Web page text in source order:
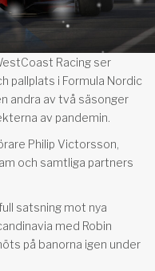
Racing ser
pallplats i Formula Nordic
andra av två säsonger
av pandemin.
Philip Victorsson,
och samtliga partners
satsning mot nya
med Robin
på banorna igen under